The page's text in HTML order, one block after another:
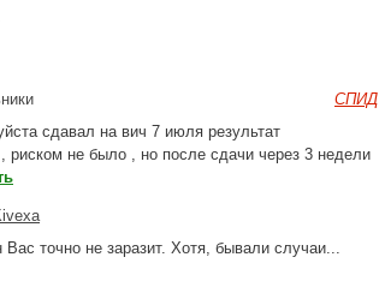
СПИД
сдавал на вич 7 июля результат
риском не было , но после сдачи через 3 недели
точно не заразит. Хотя, бывали случаи...